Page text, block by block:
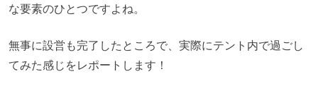
な要素のひとつですよね。
無事に設営も完了したところで、実際にテント内で過ごし
てみた感じをレポートします！